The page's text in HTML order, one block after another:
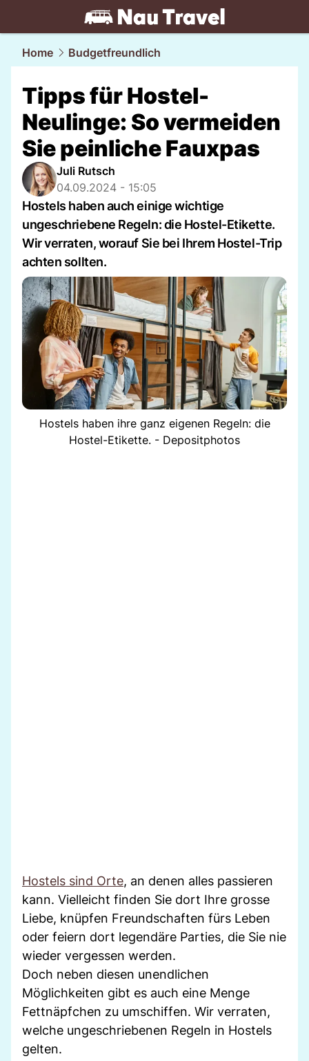
travel.NAU.ch
Home Budgetfreundlich
Tipps für Hostel-
Neulinge: So vermeiden
Sie peinliche Fauxpas
Juli Rutsch
04.09.2024 - 15:05
Hostels haben auch einige wichtige
ungeschriebene Regeln: die Hostel-Etikette.
Wir verraten, worauf Sie bei Ihrem Hostel-Trip
achten sollten.
Hostels haben ihre ganz eigenen Regeln: die
Hostel-Etikette. - Depositphotos
Hostels sind Orte, an denen alles passieren
kann. Vielleicht finden Sie dort Ihre grosse
Liebe, knüpfen Freundschaften fürs Leben
oder feiern dort legendäre Parties, die Sie nie
wieder vergessen werden.
Doch neben diesen unendlichen
Möglichkeiten gibt es auch eine Menge
Fettnäpfchen zu umschiffen. Wir verraten,
welche ungeschriebenen Regeln in Hostels
gelten.